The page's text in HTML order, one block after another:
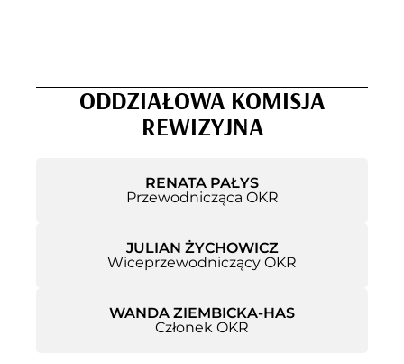
ODDZIAŁOWA KOMISJA
REWIZYJNA
RENATA PAŁYS
Przewodnicząca OKR
JULIAN ŻYCHOWICZ
Wiceprzewodniczący OKR
WANDA ZIEMBICKA-HAS
Członek OKR